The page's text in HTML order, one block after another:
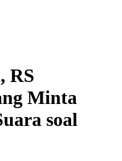
RS
Minta
soal